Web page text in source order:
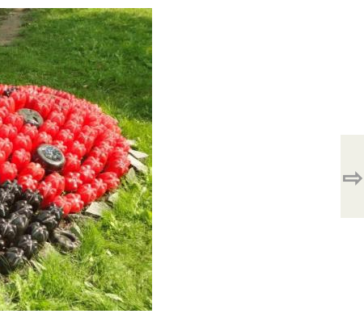
⇨